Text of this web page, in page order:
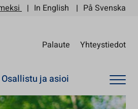
In English På Svenska
Palaute Yhteystiedot
Osallistu ja asioi